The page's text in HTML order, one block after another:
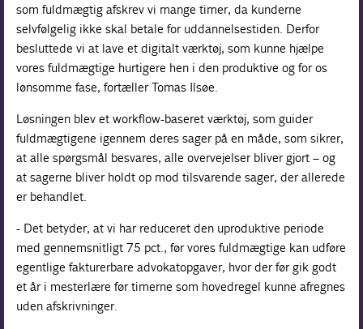
som fuldmægtig afskrev vi mange timer, da kunderne
selvfølgelig ikke skal betale for uddannelsestiden. Derfor
besluttede vi at lave et digitalt værktøj, som kunne hjælpe
vores fuldmægtige hurtigere hen i den produktive og for os
lønsomme fase, fortæller Tomas Ilsøe.
Løsningen blev et workflow-baseret værktøj, som guider
fuldmægtigene igennem deres sager på en måde, som sikrer,
at alle spørgsmål besvares, alle overvejelser bliver gjort – og
at sagerne bliver holdt op mod tilsvarende sager, der allerede
er behandlet.
- Det betyder, at vi har reduceret den uproduktive periode
med gennemsnitligt 75 pct., før vores fuldmægtige kan udføre
egentlige fakturerbare advokatopgaver, hvor der før gik godt
et år i mesterlære før timerne som hovedregel kunne afregnes
uden afskrivninger.